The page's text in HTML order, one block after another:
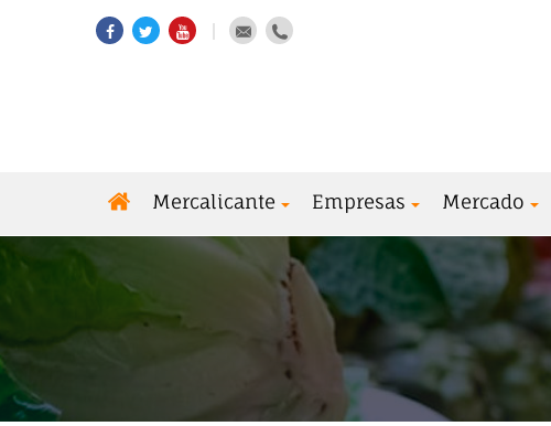
Mercalicante Empresas Mercado